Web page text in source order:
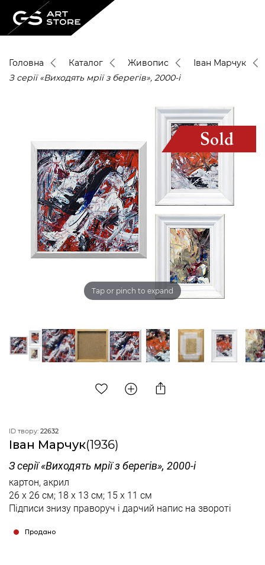
Головна Каталог Живопис
Іван Марчук
З серії «Виходять мрії з берегів», 2000-і
Tap or pinch to expand
ID твору: 22632
Іван Марчук(1936)
З серії «Виходять мрії з берегів», 2000-і
картон, акрил
26 х 26 см; 18 х 13 см; 15 х 11 см
Підписи знизу праворуч і дарчий напис на звороті
Продано